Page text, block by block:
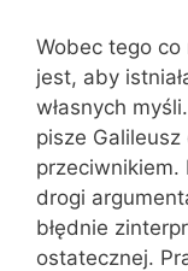
Wobec tego co
jest, aby
własnych
pisze
drogi
błędnie
ostatecznej.